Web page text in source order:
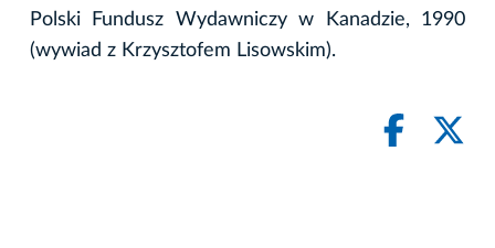
Polski Fundusz Wydawniczy w Kanadzie, 1990
(wywiad z Krzysztofem Lisowskim).